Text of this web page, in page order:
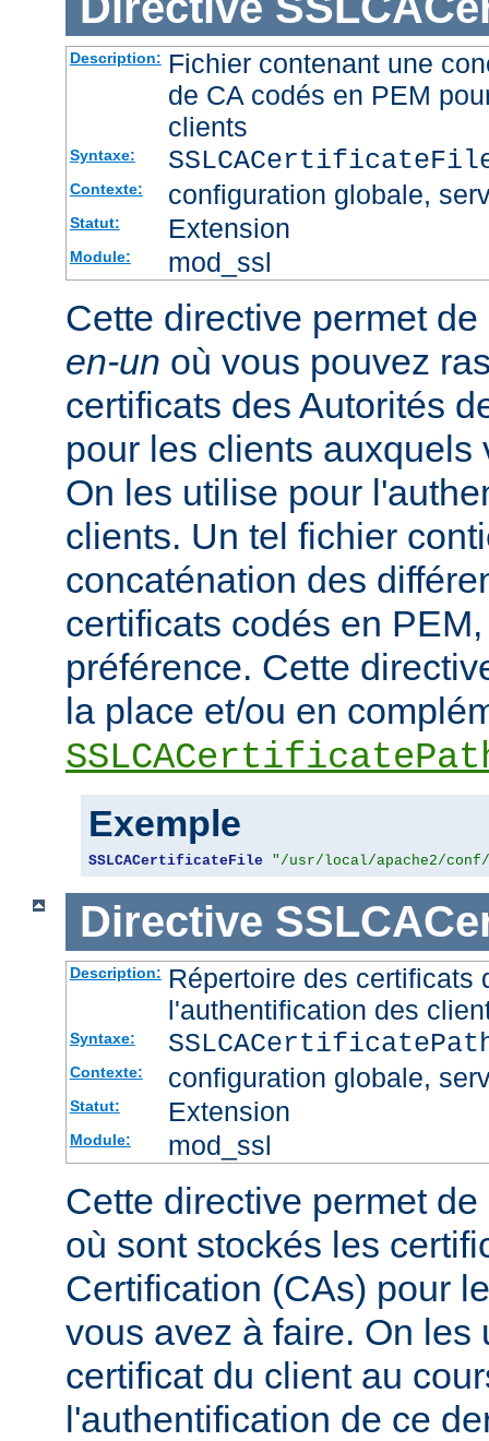
Description: Fichier contenant une
de CA codés en PEM
clients
Syntaxe:
Contexte: configuration globale,
Statut: Extension
Module: mod_ssl
Cette directive permet
en-un où vous pouvez
certificats des Autorités
pour les clients auxquels
On les utilise pour
clients. Un tel fichier
concaténation des
certificats codés en
préférence. Cette
la place et/ou en
Exemple
SSLCACertificateFile "/usr/local/apache2/
Directive
Description: Répertoire des certificats
l'authentification des
Syntaxe:
Contexte: configuration globale,
Statut: Extension
Module: mod_ssl
Cette directive permet
où sont stockés les
Certification (CAs) pour
vous avez à faire. On les
certificat du client au
l'authentification de ce